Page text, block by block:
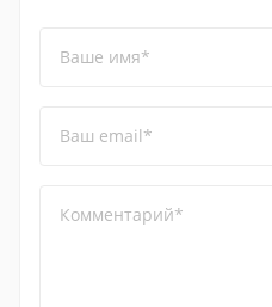
Ваше имя*
Ваш email*
Комментарий*